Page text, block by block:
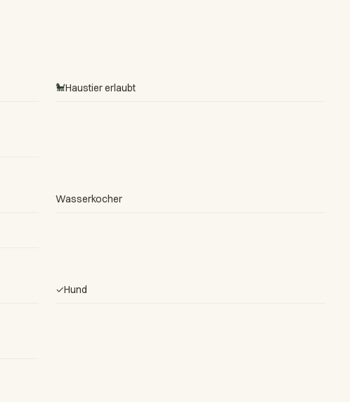
🐩Haustier erlaubt
Wasserkocher
✓Hund